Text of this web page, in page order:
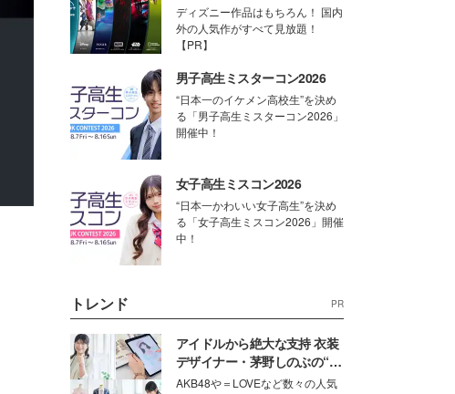
ディズニー作品はもちろん！ 国内
外の人気作がすべて見放題！
【PR】
男子高生ミスターコン2026
“日本一のイケメン高校生”を決め
る「男子高生ミスターコン2026」
開催中！
女子高生ミスコン2026
“日本一かわいい女子高生”を決め
る「女子高生ミスコン2026」開催
中！
トレンド PR
アイドルから絶大な支持 衣装
デザイナー・茅野しのぶの“可
愛い”を作る美学＜「シチズン
AKB48や＝LOVEなど数々の人気